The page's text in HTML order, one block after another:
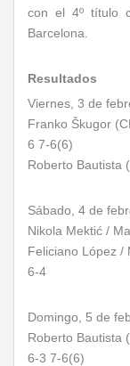
con el 4º título
Barcelona.
Resultados
Viernes, 3 de
Franko Škugor
6 7-6(6)
Roberto Bautista
Sábado, 4 de
Nikola Mektić /
Feliciano López /
6-4
Domingo, 5 de
Roberto Bautista
6-3 7-6(6)